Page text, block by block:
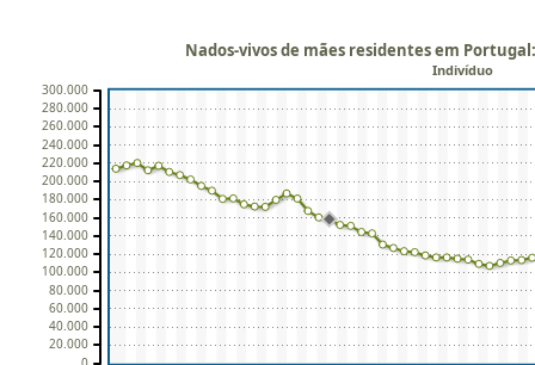
Nados-vivos de mães residentes em
Indivíduo
20.000
40.000
60.000
80.000
100.000
120.000
140.000
160.000
180.000
200.000
220.000
240.000
260.000
280.000
300.000